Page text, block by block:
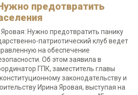
предотвратить
Нужно предотвратить панику
патриотический клуб ведет
на обеспечение
Об этом заявила в
ГПК, заместитель главы
законодательству и
Ирина Яровая, выступая на